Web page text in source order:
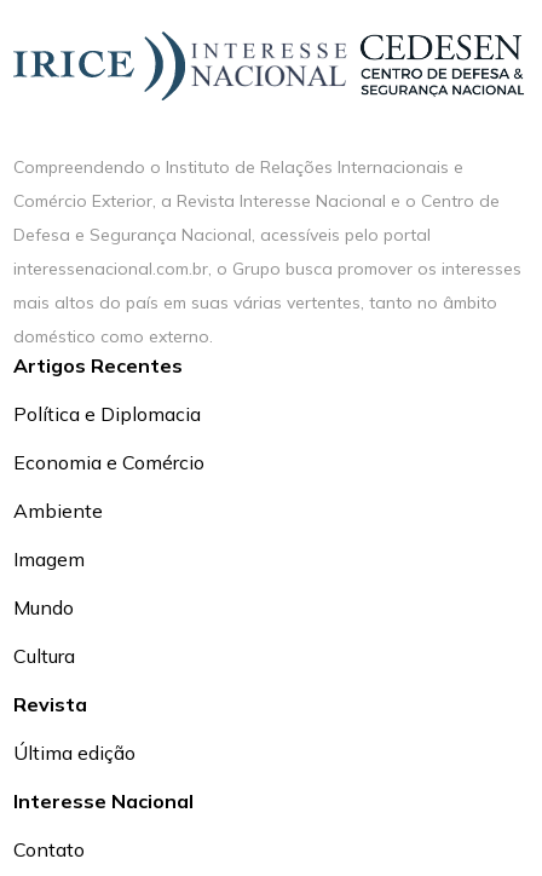
Compreendendo o Instituto de Relações Internacionais e
Comércio Exterior, a Revista Interesse Nacional e o Centro de
Defesa e Segurança Nacional, acessíveis pelo portal
interessenacional.com.br, o Grupo busca promover os interesses
mais altos do país em suas várias vertentes, tanto no âmbito
doméstico como externo.
Artigos Recentes
Política e Diplomacia
Economia e Comércio
Ambiente
Imagem
Mundo
Cultura
Revista
Última edição
Interesse Nacional
Contato